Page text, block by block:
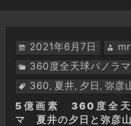
2021年6月7日
360度全天球パノラマ
360, 夏井, 夕日 , 弥彦
5億画素 360度全天
マ 夏井の夕日と弥彦山